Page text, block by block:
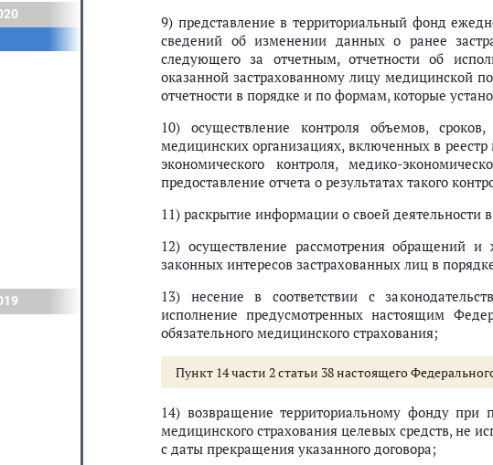
9) представление в территориальный фонд
сведений об изменении данных о ранее
следующего за отчетным, отчетности об
оказанной застрахованному лицу медицинской
отчетности в порядке и по формам, которые
10) осуществление контроля объемов,
медицинских организациях, включенных в
экономического контроля, медико-
предоставление отчета о результатах такого
11) раскрытие информации о своей
12) осуществление рассмотрения обращений
законных интересов застрахованных лиц в
13) несение в соответствии с
исполнение предусмотренных настоящим
обязательного медицинского страхования;
Пункт 14 части 2 статьи 38 настоящего
14) возвращение территориальному фонду при
медицинского страхования целевых средств, не
с даты прекращения указанного договора;